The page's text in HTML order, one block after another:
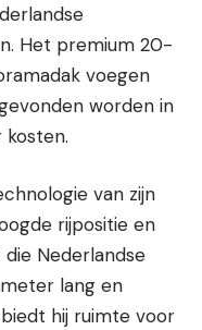
Het premium 20-
voegen
worden in
kosten.
van zijn
rijpositie en
Nederlandse
lang en
hij ruimte voor